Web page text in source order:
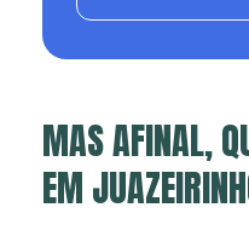
MAS AFINAL,
EM